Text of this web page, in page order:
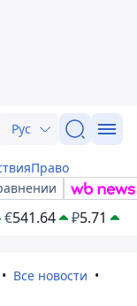
Рус
Право
€541.64 ₽5.71
Все новости